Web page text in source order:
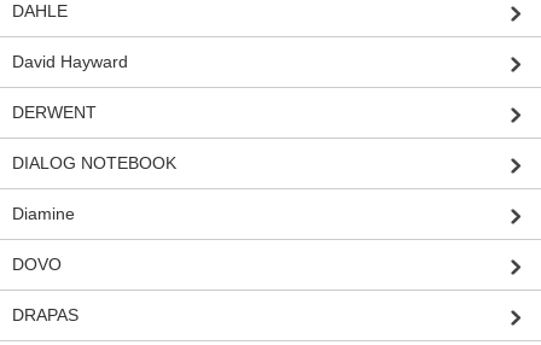
DAHLE
David Hayward
DERWENT
DIALOG NOTEBOOK
Diamine
DOVO
DRAPAS